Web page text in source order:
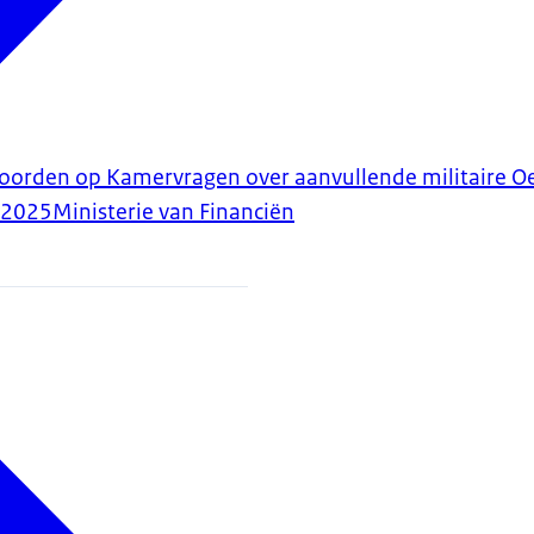
op Kamervragen over aanvullende militaire
Ministerie van Financiën